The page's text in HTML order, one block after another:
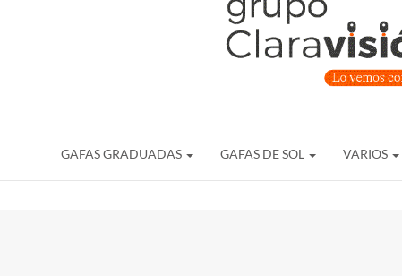
GAFAS GRADUADAS GAFAS DE SOL VARIOS